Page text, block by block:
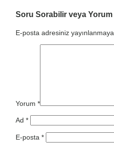
Soru Sorabilir veya
E-posta adresiniz
Yorum *
Ad *
E-posta *